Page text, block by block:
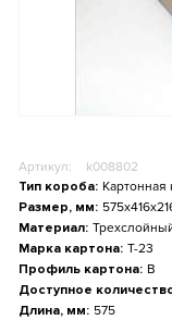
Артикул:
k008802
Тип короба:
Размер, мм:
Материал:
Марка картона: Т-23
Профиль картона: B
Доступное
Длина, мм: 575